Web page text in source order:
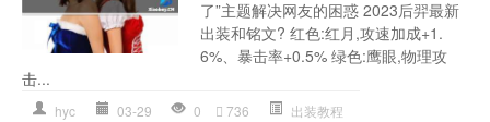
了”主题解决网友的困惑 2023后羿最新
出装和铭文? 红色:红月,攻速加成+1.
6%、暴击率+0.5% 绿色:鹰眼,物理攻
击...
hyc 03-29 0 736 出装教程